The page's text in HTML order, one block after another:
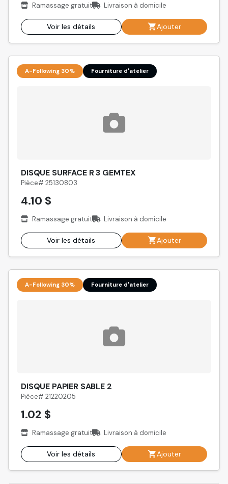
Ramassage gratuit Livraison à domicile
Voir les détails Ajouter
A-Following 30% Fourniture d'atelier
DISQUE SURFACE R 3 GEMTEX
Pièce# 25130803
4.10 $
Ramassage gratuit Livraison à domicile
Voir les détails Ajouter
A-Following 30% Fourniture d'atelier
DISQUE PAPIER SABLE 2
Pièce# 21220205
1.02 $
Ramassage gratuit Livraison à domicile
Voir les détails Ajouter